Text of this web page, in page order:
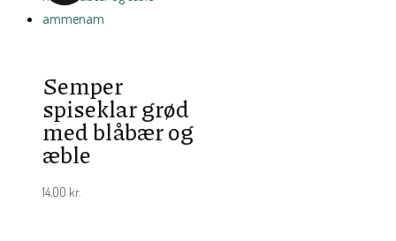
Semper
spiseklar grød
med blåbær og
æble
14,00 kr.